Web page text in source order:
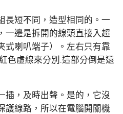
長短不同，造型相同的。一
一邊是拆開的線頭直接入超
式喇叭端子）。左右只有靠
色虛線來分別.這部分倒是還
插，及時出聲。是的，它沒
護線路，所以在電腦開關機